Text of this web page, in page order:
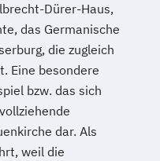
Dürer-Haus,
das Germanische
die zugleich
Eine besondere
bzw. das sich
dar. Als
weil die